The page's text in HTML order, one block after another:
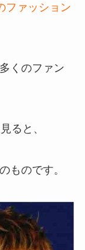
ファッション
くのファン
ると、
ものです。